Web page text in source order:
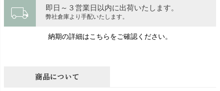
local_shipping 即日～３営業日以内に出荷いたします。
弊社倉庫より手配いたします。
納期の詳細はこちらをご確認ください。
商品について